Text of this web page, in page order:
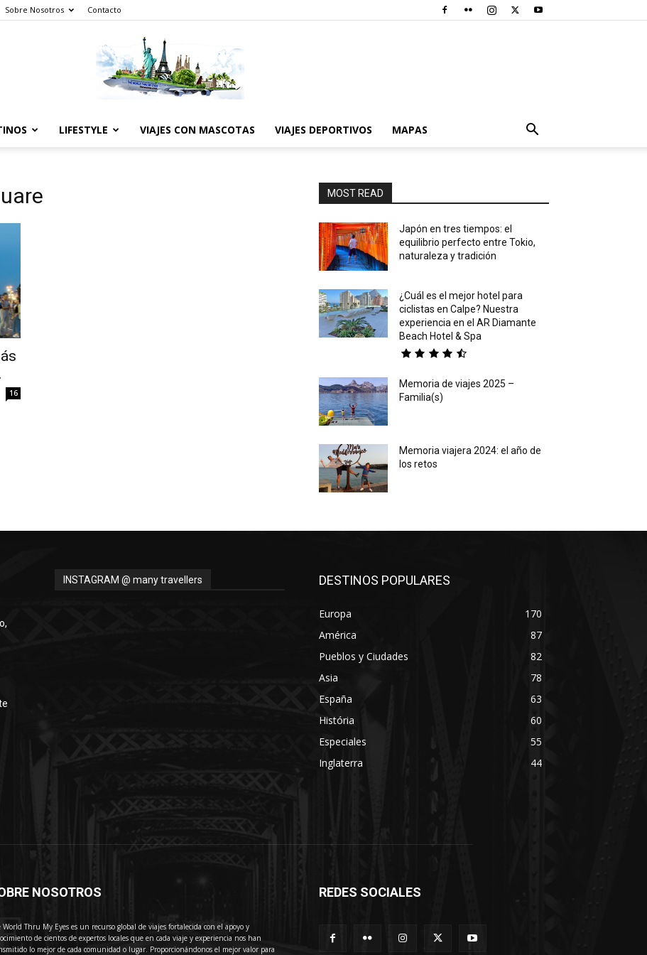
Sobre Nosotros Contacto
LIFESTYLE VIAJES CON MASCOTAS VIAJES DEPORTIVOS MAPAS
16
MOST READ
Japón en tres tiempos: el
equilibrio perfecto entre Tokio,
naturaleza y tradición
¿Cuál es el mejor hotel para
ciclistas en Calpe? Nuestra
experiencia en el AR Diamante
Beach Hotel & Spa
Memoria de viajes 2025 –
Familia(s)
Memoria viajera 2024: el año de
los retos
INSTAGRAM @ many travellers DESTINOS POPULARES
Europa
170
América
87
Pueblos y Ciudades
82
Asia
78
España
63
História
60
Especiales
55
Inglaterra
44
NOSOTROS
World Thru My Eyes es un recurso global de viajes fortalecida con el apoyo y
de cientos de expertos locales que en cada viaje y experiencia nos han
lo mejor de cada comunidad o lugar. Proporcionándonos el mejor valor para
REDES SOCIALES